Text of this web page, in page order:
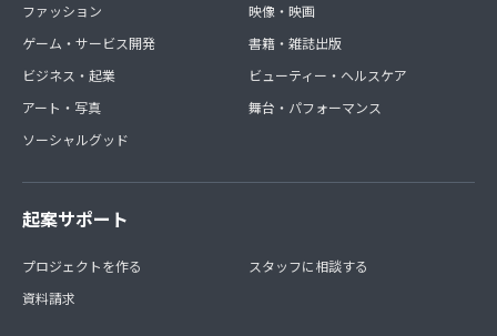
ファッション
ゲーム・サービス開発
ビジネス・起業
アート・写真
ソーシャルグッド
映像・映画
書籍・雑誌出版
ビューティー・ヘルスケア
舞台・パフォーマンス
起案サポート
プロジェクトを作る
資料請求
スタッフに相談する